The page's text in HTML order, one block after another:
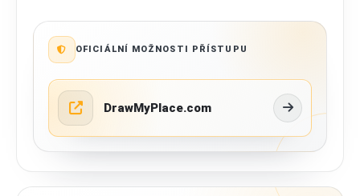
OFICIÁLNÍ MOŽNOSTI PŘÍSTUPU
DrawMyPlace.com